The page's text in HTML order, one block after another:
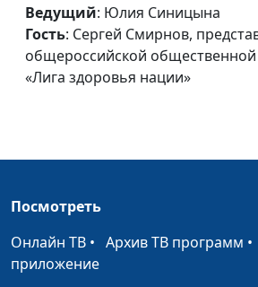
Как бросить курить
Юлия
Вред пассивного
Ведущий: Юлия Синицына
Гость: Сергей Смирнов,
общероссийской
«Лига здоровья нации»
Посмотреть
Онлайн ТВ • Архив ТВ программ •
приложение